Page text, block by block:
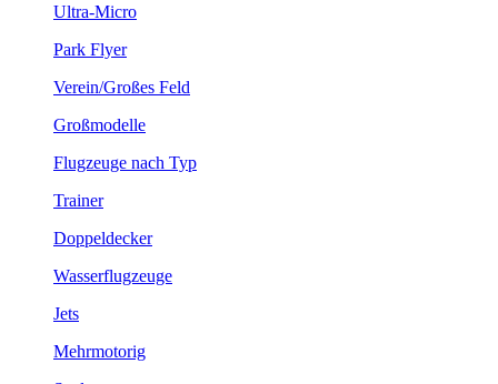
Ultra-Micro
Park Flyer
Verein/Großes Feld
Großmodelle
Flugzeuge nach Typ
Trainer
Doppeldecker
Wasserflugzeuge
Jets
Mehrmotorig